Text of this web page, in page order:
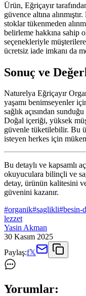
Ürün, Eğriçayır
güvence altına
stoklar tükenmeden
belirleme hakkına sahip
seçenekleriyle
ücretsiz iade imkanı da
Sonuç ve
Naturelya Eğriçayır
yaşamı benimseyenler
sağlık açısından
Doğal içeriği, yüksek
güvenle tüketilebilir. Bu
isteyen herkes için
Bu detaylı ve kapsamlı
okuyuculara bilinçli ve
detay, ürünün kalitesini
güvenini kazanır.
#organik#saglikli#besin-
lezzet
Yasin Akman
30 Kasım 2025
Paylaş:f𝕏
Yorumlar: